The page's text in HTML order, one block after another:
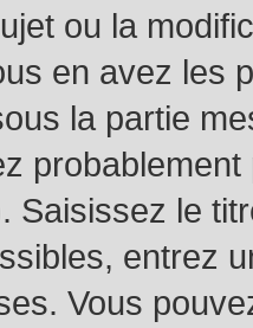
ou la
en avez les
la partie
Saisissez le
entrez
Vous